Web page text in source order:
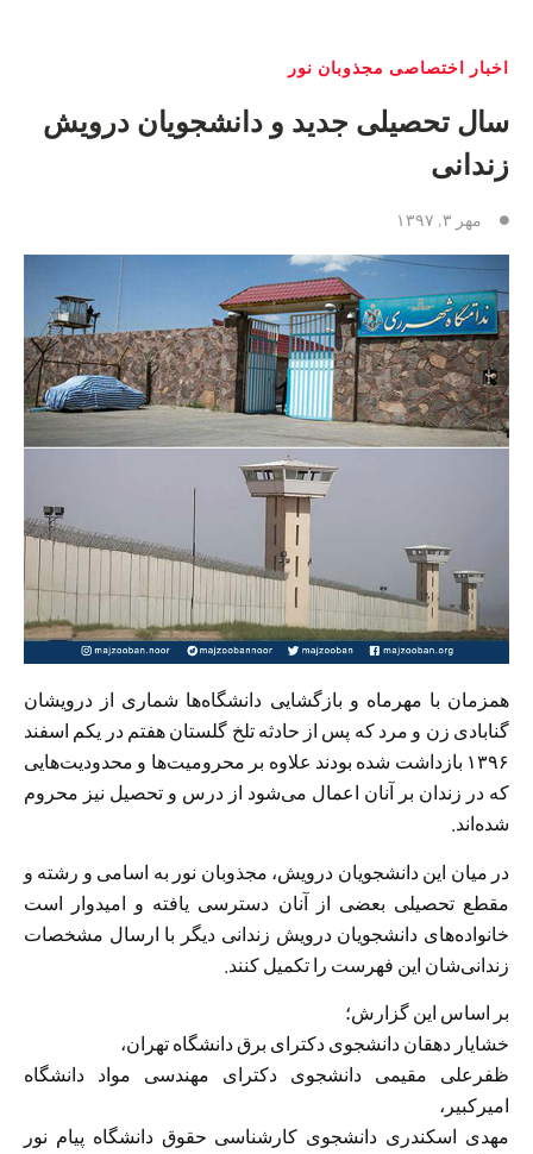
اخبار اختصاصی مجذوبان نور
سال تحصیلی جدید و دانشجویان درویش
زندانی
مهر ۳, ۱۳۹۷
همزمان با مهرماه و بازگشایی دانشگاه‌ها شماری از درویشان
گنابادی زن و مرد که پس از حادثه تلخ گلستان هفتم در یکم اسفند
۱۳۹۶ بازداشت شده بودند علاوه بر محرومیت‌ها و محدودیت‌هایی
که در زندان بر آنان اعمال می‌شود از درس و تحصیل نیز محروم
شده‌اند.
در میان این دانشجویان درویش، مجذوبان نور به اسامی و رشته‌ و
مقطع تحصیلی بعضی از آنان دسترسی یافته و امیدوار است
خانواده‌های دانشجویان درویش زندانی دیگر با ارسال مشخصات
زندانی‌شان این فهرست را تکمیل کنند.
بر اساس این گزارش؛
خشایار دهقان دانشجوی دکترای برق دانشگاه تهران،
ظفرعلی مقیمی دانشجوی دکترای مهندسی مواد دانشگاه
امیرکبیر،
مهدی اسکندری دانشجوی کارشناسی حقوق دانشگاه پیام نور